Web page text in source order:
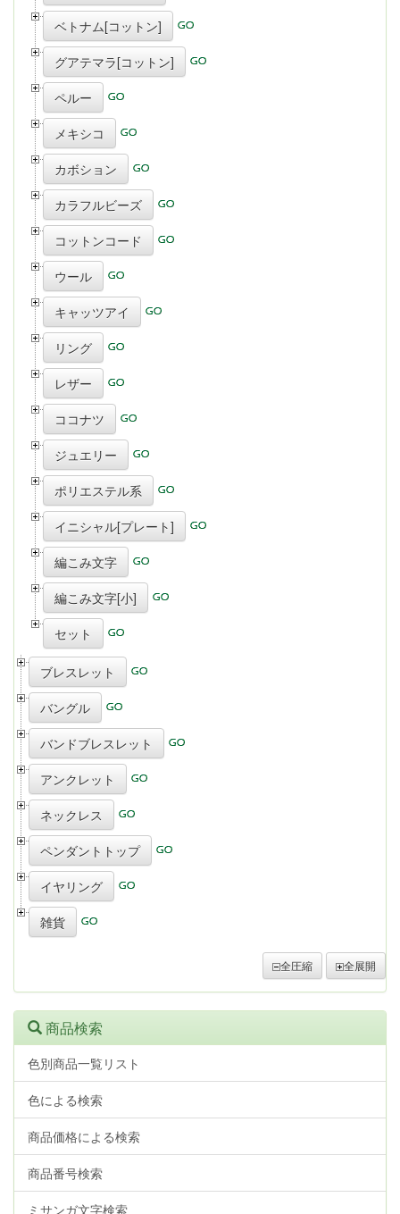
ベトナム[コットン]
グアテマラ[コットン]
ペルー
メキシコ
カボション
カラフルビーズ
コットンコード
ウール
キャッツアイ
リング
レザー
ココナツ
ジュエリー
ポリエステル系
イニシャル[プレート]
編こみ文字
編こみ文字[小]
セット
ブレスレット
バングル
バンドブレスレット
アンクレット
ネックレス
ペンダントトップ
イヤリング
雑貨
全圧縮 全展開
商品検索
色別商品一覧リスト
色による検索
商品価格による検索
商品番号検索
ミサンガ文字検索